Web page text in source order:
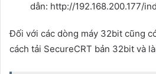
dẫn: http://192.168.200.177/
Đối với các dòng máy 32bit cũng
cách tải SecureCRT bản 32bit và